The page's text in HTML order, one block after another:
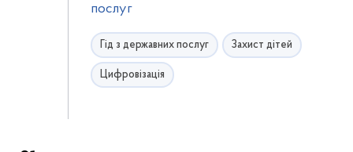
послуг
Гід з державних послуг Захист дітей
Цифровізація